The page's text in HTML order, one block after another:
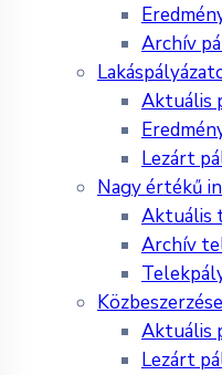
Archív
Aktuális
Lezárt
Nagy értékű
Aktuális
Archív
Aktuális
Lezárt